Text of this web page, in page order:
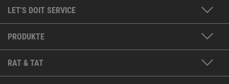
LET'S DOIT SERVICE
PRODUKTE
RAT & TAT